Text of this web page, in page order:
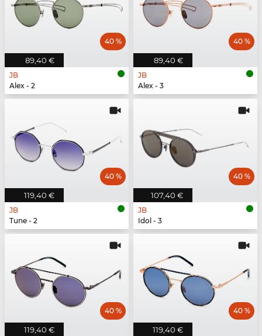
89,40 €
40 %
JB
Alex - 2
89,40 €
40 %
JB
Alex - 3
119,40 €
40 %
JB
Tune - 2
107,40 €
40 %
JB
Idol - 3
119,40 €
40 %
119,40 €
40 %